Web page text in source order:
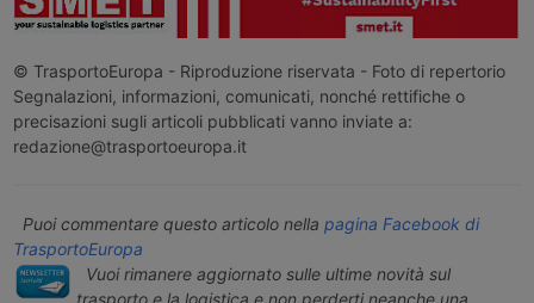
© TrasportoEuropa - Riproduzione riservata - Foto di repertorio
Segnalazioni, informazioni, comunicati, nonché rettifiche o
precisazioni sugli articoli pubblicati vanno inviate a:
redazione@trasportoeuropa.it
Puoi commentare questo articolo nella pagina Facebook di
TrasportoEuropa
Vuoi rimanere aggiornato sulle ultime novità sul